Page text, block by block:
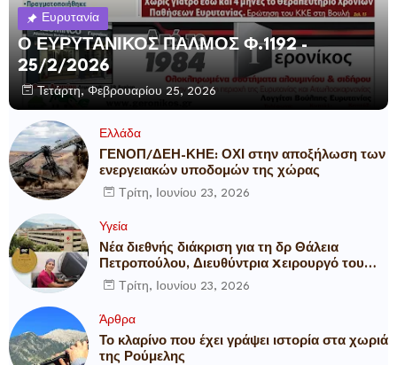
Ευρυτανία
Ο ΕΥΡΥΤΑΝΙΚΟΣ ΠΑΛΜΟΣ Φ.1192 -
25/2/2026
Τετάρτη, Φεβρουαρίου 25, 2026
Ελλάδα
ΓΕΝΟΠ/ΔΕΗ-ΚΗΕ: ΟΧΙ στην αποξήλωση των
ενεργειακών υποδομών της χώρας
Τρίτη, Ιουνίου 23, 2026
Υγεία
Νέα διεθνής διάκριση για τη δρ Θάλεια
Πετροπούλου, Διευθύντρια Xειρουργό του
Metropolitan General
Τρίτη, Ιουνίου 23, 2026
Άρθρα
Το κλαρίνο που έχει γράψει ιστορία στα χωριά
της Ρούμελης